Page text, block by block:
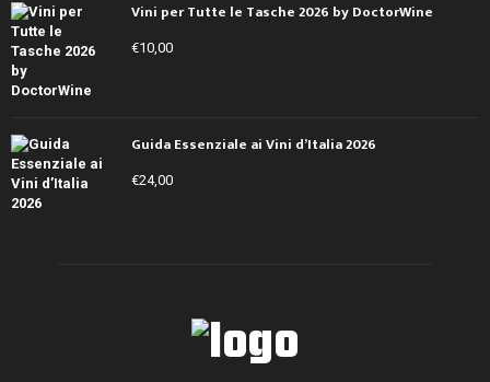
Vini per Tutte le Tasche 2026 by DoctorWine
€10,00
Guida Essenziale ai Vini d’Italia 2026
€24,00